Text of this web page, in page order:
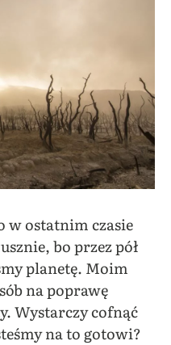
w ostatnim czasie
bo przez pół
planetę. Moim
na poprawę
Wystarczy cofnąć
na to gotowi?